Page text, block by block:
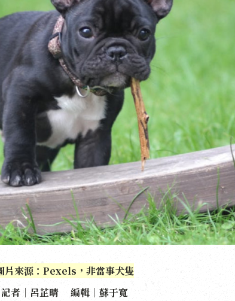
片來源：Pexels，非當事犬隻
記者｜呂芷晴 編輯｜蘇于寬